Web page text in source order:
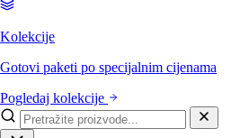
Kolekcije
Gotovi paketi po specijalnim cijenama
Pogledaj kolekcije